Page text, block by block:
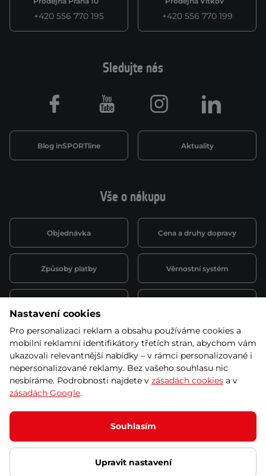
+420 556 770 195 +420 556 770 199
Vše o nákupu
Objednávka Cena a druhy dopravy
Způsoby platby Věrnostní systém
Půjčovna
obchodní podmínky
Kariéra
Sledujte nás
Blog inSPORTline Aktuality
Facebook Youtube Instagram LinkedIn
© 2026 SEVEN SPORT s.r.o Všechna práva vyhrazena
Podle zákona o evidenci tržeb je prodávající povinen vystavit
kupujícímu účtenku.
Zároveň je povinen zaevidovat přijatou tržbu u správce daně online; v
případě technického výpadku pak nejpozději do 48 hodin.
Ochrana osobních údajů Nastavení cookies Vnitřní oznamovací
Nastavení cookies
Pro personalizaci reklam a obsahu používáme cookies a
mobilní reklamní identifikátory třetích stran, abychom vám
ukazovali relevantnější nabídky – v rámci personalizované i
nepersonalizované reklamy. Bez vašeho souhlasu nic
nesbíráme. Podrobnosti najdete v zásadách cookies a v
zásadách Google.
Souhlasím
Upravit nastavení